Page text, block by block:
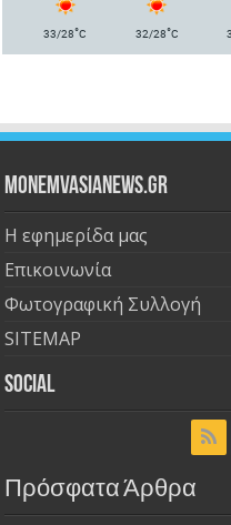
33/28°C 32/28°C
Monemvasianews.gr
Η εφημερίδα μας
Επικοινωνία
Φωτογραφική Συλλογή
SITEMAP
Social
Πρόσφατα Άρθρα